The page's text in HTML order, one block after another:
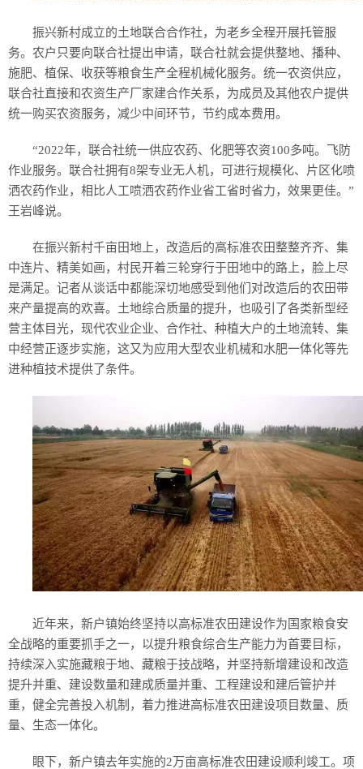
振兴新村成立的土地联合合作社，为老乡全程开展托管服
务。农户只要向联合社提出申请，联合社就会提供整地、播种、
施肥、植保、收获等粮食生产全程机械化服务。统一农资供应，
联合社直接和农资生产厂家建合作关系，为成员及其他农户提供
统一购买农资服务，减少中间环节，节约成本费用。
“2022年，联合社统一供应农药、化肥等农资100多吨。飞防
作业服务。联合社拥有8架专业无人机，可进行规模化、片区化喷
洒农药作业，相比人工喷洒农药作业省工省时省力，效果更佳。”
王岩峰说。
在振兴新村千亩田地上，改造后的高标准农田整整齐齐、集
中连片、精美如画，村民开着三轮穿行于田地中的路上，脸上尽
是满足。记者从谈话中都能深切地感受到他们对改造后的农田带
来产量提高的欢喜。土地综合质量的提升，也吸引了各类新型经
营主体目光，现代农业企业、合作社、种植大户的土地流转、集
中经营正逐步实施，这又为应用大型农业机械和水肥一体化等先
进种植技术提供了条件。
近年来， 新户镇始终坚持以高标准农田建设作为国家粮食安
全战略的重要抓手之一，以提升粮食综合生产能力为首要目标，
持续深入实施藏粮于地、藏粮于技战略，并坚持新增建设和改造
提升并重、建设数量和建成质量并重、工程建设和建后管护并
重，健全完善投入机制，着力推进高标准农田建设项目数量、质
量、生态一体化。
眼下，新户镇去年实施的2万亩高标准农田建设顺利竣工。项